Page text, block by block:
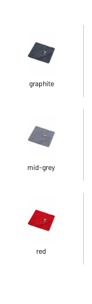
graphite
mid-grey
red